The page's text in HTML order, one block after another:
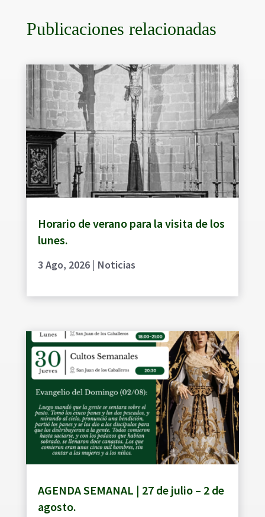
Publicaciones relacionadas
Horario de verano para la visita de los
lunes.
3 Ago, 2026| Noticias
AGENDA SEMANAL | 27 de julio – 2 de
agosto.